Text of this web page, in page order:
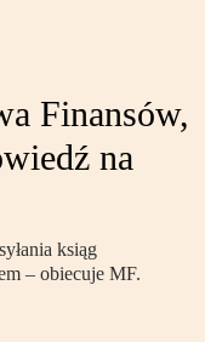
Finansów,
na
ksiąg
– obiecuje MF.